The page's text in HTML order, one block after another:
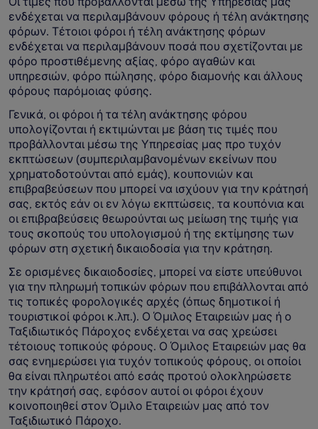
ενδέχεται να περιλαμβάνουν φόρους ή τέλη ανάκτησης
φόρων. Τέτοιοι φόροι ή τέλη ανάκτησης φόρων
ενδέχεται να περιλαμβάνουν ποσά που σχετίζονται με
φόρο προστιθέμενης αξίας, φόρο αγαθών και
υπηρεσιών, φόρο πώλησης, φόρο διαμονής και άλλους
φόρους παρόμοιας φύσης.
Γενικά, οι φόροι ή τα τέλη ανάκτησης φόρου
υπολογίζονται ή εκτιμώνται με βάση τις τιμές που
προβάλλονται μέσω της Υπηρεσίας μας προ τυχόν
εκπτώσεων (συμπεριλαμβανομένων εκείνων που
χρηματοδοτούνται από εμάς), κουπονιών και
επιβραβεύσεων που μπορεί να ισχύουν για την κράτησή
σας, εκτός εάν οι εν λόγω εκπτώσεις, τα κουπόνια και
οι επιβραβεύσεις θεωρούνται ως μείωση της τιμής για
τους σκοπούς του υπολογισμού ή της εκτίμησης των
φόρων στη σχετική δικαιοδοσία για την κράτηση.
Σε ορισμένες δικαιοδοσίες, μπορεί να είστε υπεύθυνοι
για την πληρωμή τοπικών φόρων που επιβάλλονται από
τις τοπικές φορολογικές αρχές (όπως δημοτικοί ή
τουριστικοί φόροι κ.λπ.). Ο Όμιλος Εταιρειών μας ή ο
Ταξιδιωτικός Πάροχος ενδέχεται να σας χρεώσει
τέτοιους τοπικούς φόρους. Ο Όμιλος Εταιρειών μας θα
σας ενημερώσει για τυχόν τοπικούς φόρους, οι οποίοι
θα είναι πληρωτέοι από εσάς προτού ολοκληρώσετε
την κράτησή σας, εφόσον αυτοί οι φόροι έχουν
κοινοποιηθεί στον Όμιλο Εταιρειών μας από τον
Ταξιδιωτικό Πάροχο.